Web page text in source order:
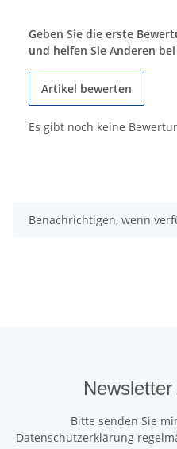
Geben Sie die erste
und helfen Sie Anderen
Artikel bewerten
Es gibt noch keine
Benachrichtigen, wenn
Bitte senden Sie
Datenschutzerklärung